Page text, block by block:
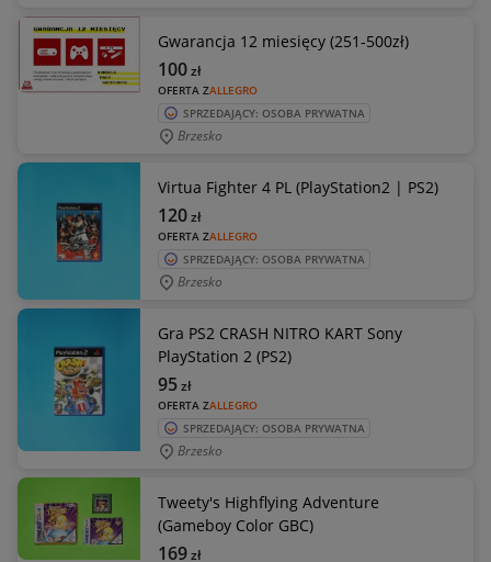
Gwarancja 12 miesięcy (251-500zł)
OFERTA ZALLEGRO
100zł
SPRZEDAJĄCY: OSOBA PRYWATNA
Brzesko
Virtua Fighter 4 PL (PlayStation2 | PS2)
OFERTA ZALLEGRO
120zł
SPRZEDAJĄCY: OSOBA PRYWATNA
Brzesko
Gra PS2 CRASH NITRO KART Sony
PlayStation 2 (PS2)
OFERTA ZALLEGRO
95zł
SPRZEDAJĄCY: OSOBA PRYWATNA
Brzesko
Tweety's Highflying Adventure
(Gameboy Color GBC)
169zł